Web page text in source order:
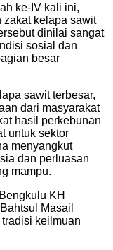
ke-IV kali ini,
zakat kelapa sawit
dinilai sangat
sosial dan
besar
sawit terbesar,
dari masyarakat
hasil perkebunan
untuk sektor
menyangkut
dan perluasan
mampu.
KH
Masail
keilmuan